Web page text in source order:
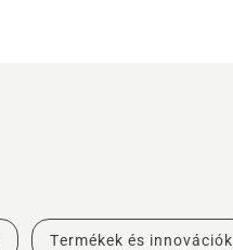
Termékek és innovációk